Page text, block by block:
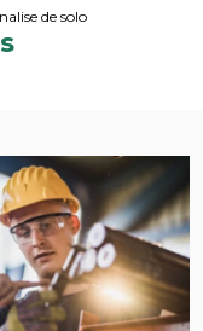
de solo simples